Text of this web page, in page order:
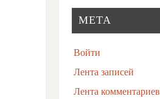
МЕТА
Войти
Лента записей
Лента комментариев